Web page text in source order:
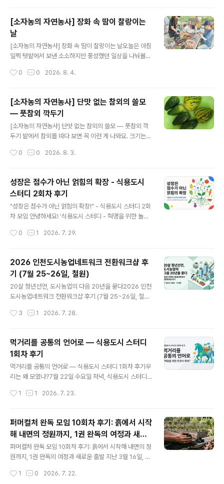
(孟秋), 곧 초가을이라 부르는 것도 같은 까닭이다. 지난 대
서 편에서 삼복이 절기가 아니라 잡절이라는 이야기를 다.
그 삼복의 마지막인 말복은 입추가 지난 뒤 첫 경일(庚日)
에 든다. 그러니까 말복은 언제나 입추 뒤에 온다. 올해로
치면 입추가 8월 7일, 말복이 8월 14일이다. 게다가 올해
해이다. 더위가 그만큼 길게 늘어진다는 뜻이다. 가을이..
[소자농의 자연농사] 장화 속 땀이 찰랑이는
날
[소자농의 자연농사] 장화 속 땀이 찰랑이는 날오늘은 아침
일찍 텃밭에서 보낸 소소하지만 풍성했던 일상을 나눠볼게
하니, 마침 공동체 회원님과 그분의 형수님께서도 일찍 나
정성스런 아침상을 차렸죠. 윤기 흐르는 찰밥에 구운 김, 찐
옥수수와 깻잎장아찌, 전라도식 김치, 그리고 상큼한 과일
까지… 밭 한가운데서 즐기는 뷔페 부럽지 않은 아침 식사
덕분에 금세 기분 좋은 배부름이 찾아왔어요. 예초기 둘러
메고, 내친김에식사를 마친 후에는 예초기를 둘러메고 공
한 시간에 빠져, 내친김에 회원님의 풀밭까지 정성스레 정
0 0 2026. 8. 4.
[소자농의 자연농사] 단맛 없는 참외의 쓸모
— 풋참외 깍두기
[소자농의 자연농사] 단맛 없는 참외의 쓸모 — 풋참외 깍
두기 밭에서 참외를 따다 보면 꼭 이런 게 나와요. 크기는
참외처럼 납작하고 줄무늬 선명한 토종재래도 마찬가지고
음식예부터 조상들은 풋참외를 오이처럼 다뤘거든요. 속을
파내고 장아찌를 담그거나, 깍둑썰어 시원한 여름 김치로
만들었어요. 박과 채소 특유의 청량함과 은은한 향이 그대
로 담기는, 절기마다 이유가 있는 음식이에요."참외가 달지
않다고 실패한 게 아니에요. 그 시점에 맞는 방법이 따로 있
성질이 차고 시원해요. 그런데 단독으로 김치를 담그면 간
0 0 2026. 8. 3.
성장은 점수가 아닌 얽힘의 확장 - 식용도시
스터디 2회차 후기
"성장은 점수가 아닌 얽힘의 확장!" - 식용도시 스터디 2회
차 모임 안녕하세요! '식용도시 스터디 - 혁명을 위한 놀라
년 7월 29일 저녁, 온라인(Google Meet) 공간에 모인
장부터 8장까지의 내용을 함께 읽고, 각자의 일상과 현장
에서 퍼져나오는 솔직하고 깊이 있는 이야기들을 나누었습
니다. 책 속으로 깊이 읽기 (5장 ~ 8장 요약)5장. 위태로운
상황에 처한 삶 (Living on the Wobbly Side of Life)5
이 깊게..
0 1 2026. 7. 29.
2026 인천도시농업네트워크 전환워크샵 후
기 (7월 25~26일, 철원)
20살 청년선언, 도시농업의 다음 20년을 묻다2026 인천
도시농업네트워크 전환워크샵 후기 (7월 25~26일, 철원)
20주년을 준비하는 전환위원회를 구성했습니다. 단순히 1
라, 새로운 10년 혹은 20년을 위해 단체의 발전방향, 도시
농업운동의 방향성과 이를 위한 운영체계의 전환적인 구상
을 준비하기 위해서입니다. 지난 1년간은 이를 위해 함께
공부해야 할 '전환'과 '생태철학' 등에 대해 공부하는 시간
이었습니다. 그리고 올해는 본격적인 논의를 하려고 준비
수련회를 올해는 '전환워크샵'이라는 주제를 가지고, 간부
3 1 2026. 7. 28.
먹거리를 공통의 언어로 — 식용도시 스터디
1회차 후기
먹거리를 공통의 언어로 — 식용도시 스터디 1회차 후기우
리는 왜 모였나?7월 22일 수요일 저녁, 식용도시 스터디
둘러앉았고, 화면 너머 온라인으로도 여러 지역의 활동가
마음에 남는 이 단어 하나에 이끌려 각자의 자리에서 접속
한 셈입니다. 진행을 맡은 아메바(김충기, 인천도시농업네
트워크 대표)는 이 스터디의 성격을 처음부터 분명히 했습
니다. "누가 발제를 하고 공부를 시키는 자리가 아니라, 책
게 할 것인가를 함께 고민하는 자리"라는 것이었습니다. 책
1 1 2026. 7. 23.
퍼머컬처 완독 모임 10회차 후기: 흙에서 시작
해 내면의 정원까지, 1권 완독의 여정과 새로
운 출발
퍼머컬처 완독 모임 10회차 후기: 흙에서 시작해 내면의 정
원까지, 1권 완독의 여정과 새로운 출발 지난 3월 16일, 아
매뉴얼 완독 모임 〈Vivre Avec La Terre〉 1권 함께 읽기
1 0 2026. 7. 22.